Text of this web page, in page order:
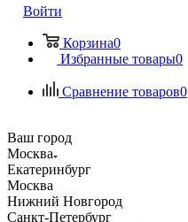
Войти
Корзина0
Избранные товары0
Сравнение товаров0
Ваш город
Москва
Екатеринбург
Москва
Нижний Новгород
Санкт-Петербург